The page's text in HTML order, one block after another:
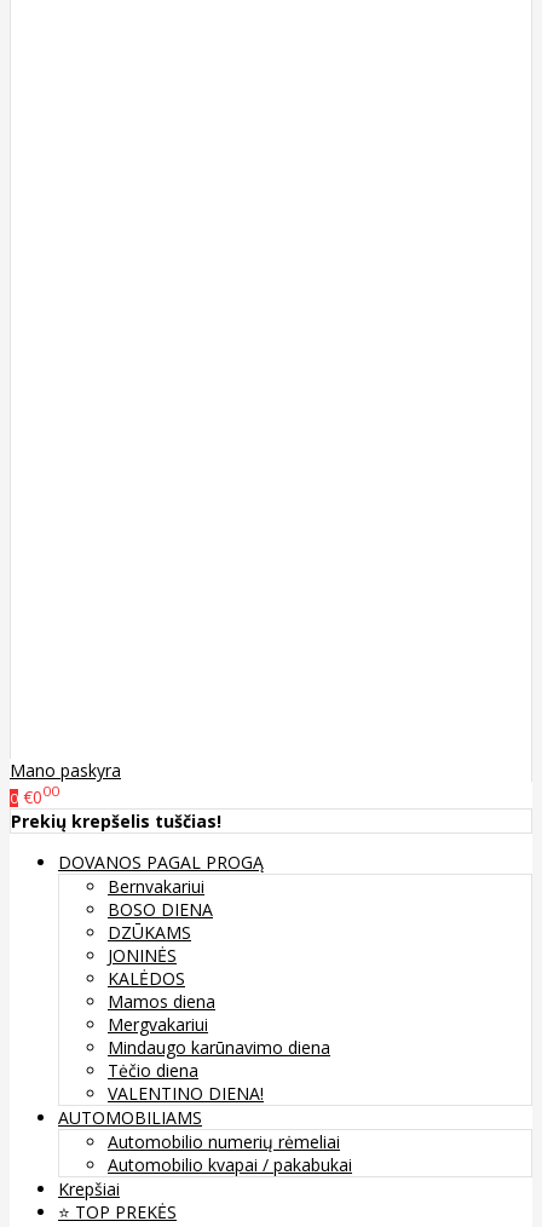
Mano paskyra
0 €000
Prekių krepšelis tuščias!
DOVANOS PAGAL PROGĄ
Bernvakariui
BOSO DIENA
DZŪKAMS
JONINĖS
KALĖDOS
Mamos diena
Mergvakariui
Mindaugo karūnavimo diena
Tėčio diena
VALENTINO DIENA!
AUTOMOBILIAMS
Automobilio numerių rėmeliai
Automobilio kvapai / pakabukai
Krepšiai
⭐️ TOP PREKĖS